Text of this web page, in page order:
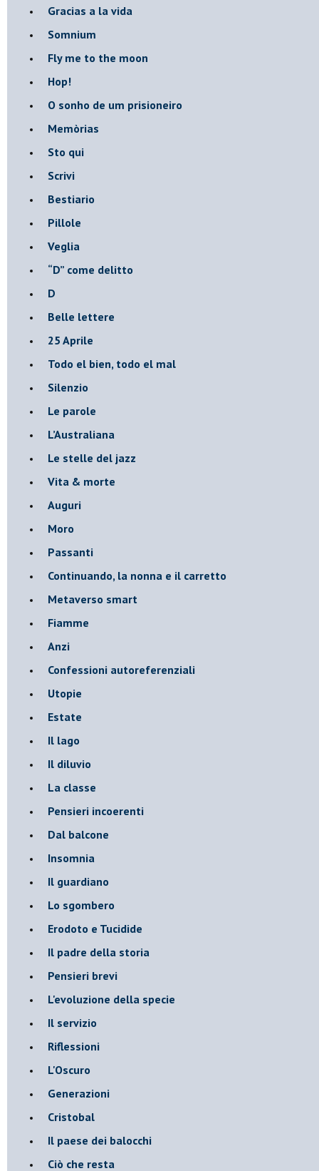
Gracias a la vida
Somnium
Fly me to the moon
Hop!
O sonho de um prisioneiro
Memòrias
Sto qui
Scrivi
Bestiario
Pillole
Veglia
​“D” come delitto
D
Belle lettere
25 Aprile
Todo el bien, todo el mal
Silenzio
Le parole
​L’Australiana
Le stelle del jazz
Vita & morte
Auguri
Moro
Passanti
Continuando, la nonna e il carretto
Metaverso smart
Fiamme
Anzi
Confessioni autoreferenziali
Utopie
Estate
Il lago
Il diluvio
La classe
Pensieri incoerenti
Dal balcone
Insomnia
Il guardiano
Lo sgombero
Erodoto e Tucidide
Il padre della storia
Pensieri brevi
L'evoluzione della specie
Il servizio
Riflessioni
L'Oscuro
Generazioni
Cristobal
Il paese dei balocchi
Ciò che resta